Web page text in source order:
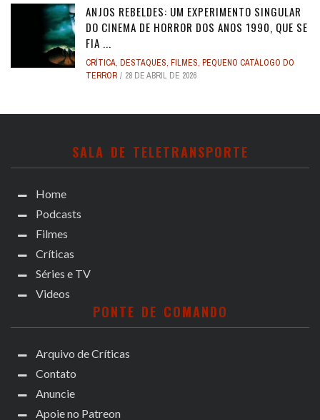
ANJOS REBELDES: UM EXPERIMENTO SINGULAR
DO CINEMA DE HORROR DOS ANOS 1990, QUE SE
FIA ...
CRÍTICA, DESTAQUES, FILMES, PEQUENO CATÁLOGO DO
TERROR
28 DE ABRIL DE 2026
SALA DE TELETRANSPORTE
Home
Podcasts
Filmes
Críticas
Séries e TV
Videos
PONTE DE COMANDO
Arquivo de Críticas
Contato
Anuncie
Apoie no Patreon